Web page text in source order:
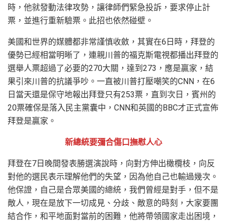
時，他就發動法律攻勢，讓律師們緊急投訴，要求停止計
票，並進行重新驗票。此招也依然碰壁。
美國和世界的媒體都非常謹慎收斂，其實在6日時，拜登的
優勢已經相當明晰了，連親川普的福克斯電視都播出拜登的
選舉人票超過了必要的270大關，達到273，應是贏家，結
果引來川普的抗議爭吵。一直被川普打壓嘲笑的CNN，在6
日當天還是保守地報出拜登只有253票，直到次日，賓州的
20票確保是落入民主黨囊中，CNN和英國的BBC才正式宣佈
拜登是贏家。
新總統要彌合傷口撫慰人心
拜登在7日晚間發表勝選演說時，向對方伸出橄欖枝，向反
對他的選民表示理解他們的失望，因為他自己也輸過幾次。
他保證，自己是合眾美國的總統，我們曾經是對手，但不是
敵人，現在是放下一切成見、分歧、敵意的時刻，大家要團
結合作，和平地面對當前的困難，他將帶領國家走出困境，